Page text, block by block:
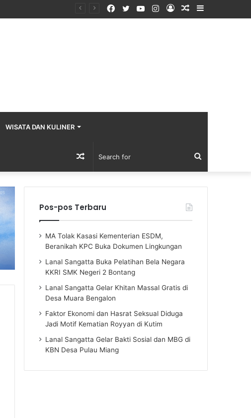
Sidebar
Random
Log
Instagram
YouTube
Twitter
Facebook
WISATA DAN KULINER
Search
for
Random
Article
Pos-pos Terbaru
MA Tolak Kasasi Kementerian ESDM,
Beranikah KPC Buka Dokumen Lingkungan
Lanal Sangatta Buka Pelatihan Bela Negara
KKRI SMK Negeri 2 Bontang
Lanal Sangatta Gelar Khitan Massal Gratis di
Desa Muara Bengalon
Faktor Ekonomi dan Hasrat Seksual Diduga
Jadi Motif Kematian Royyan di Kutim
Lanal Sangatta Gelar Bakti Sosial dan MBG di
KBN Desa Pulau Miang